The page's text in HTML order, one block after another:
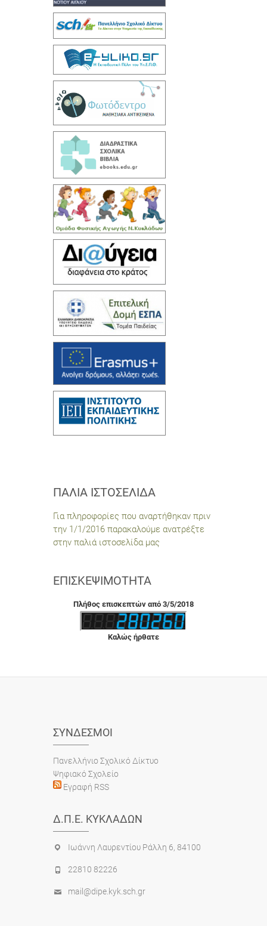
ΠΑΛΙΆ ΙΣΤΟΣΕΛΊΔΑ
Για πληροφορίες που αναρτήθηκαν πριν
την 1/1/2016 παρακαλούμε ανατρέξτε
στην παλιά ιστοσελίδα μας
ΕΠΙΣΚΕΨΙΜΌΤΗΤΑ
Πλήθος επισκεπτών από 3/5/2018
Καλώς ήρθατε
ΣΎΝΔΕΣΜΟΙ
Πανελλήνιο Σχολικό Δίκτυο
Ψηφιακό Σχολείο
Εγραφή RSS
Δ.Π.Ε. ΚΥΚΛΆΔΩΝ
Ιωάννη Λαυρεντίου Ράλλη 6, 84100
22810 82226
mail@dipe.kyk.sch.gr